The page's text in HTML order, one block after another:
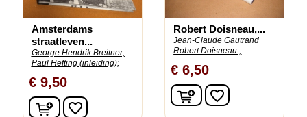
Amsterdams
straatleven...
George Hendrik Breitner;
Paul Hefting (inleiding);
€ 9,50
In winkelwagen
favorite_border
Robert Doisneau,...
Jean-Claude Gautrand
Robert Doisneau ;
€ 6,50
In winkelwagen
favorite_border